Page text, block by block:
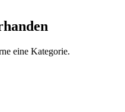
eine Kategorie.